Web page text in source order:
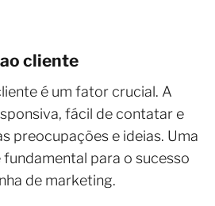
cliente
é um fator crucial. A
fácil de contatar e
preocupações e ideias. Uma
para o sucesso
de marketing.